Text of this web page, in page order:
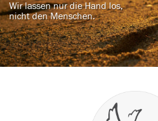
Wir lassen nur die Hand los,
nicht den Menschen.